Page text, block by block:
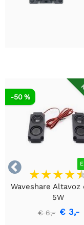

-50 %
Waveshare Altavoz
5W
€ 6,- € 3,-